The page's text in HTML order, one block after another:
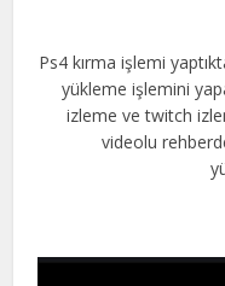
Ps4 kırma işlemi
yükleme işlemini
izleme ve twitch
videolu